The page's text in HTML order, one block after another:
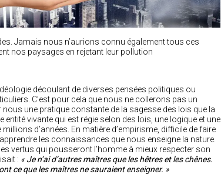
Jamais nous n’aurions connu également tous ces
nos paysages en rejetant leur pollution
découlant de diverses pensées politiques ou
C’est pour cela que nous ne collerons pas un
nous une pratique constante de la sagesse des lois que la
entité vivante qui est régie selon des lois, une logique et une
d’années. En matière d’empirisme, difficile de faire
les connaissances que nous enseigne la nature.
vertus qui pousseront l’homme à mieux respecter son
: « Je n’ai d’autres maîtres que les hêtres et les chênes.
ce que les maîtres ne sauraient enseigner. »